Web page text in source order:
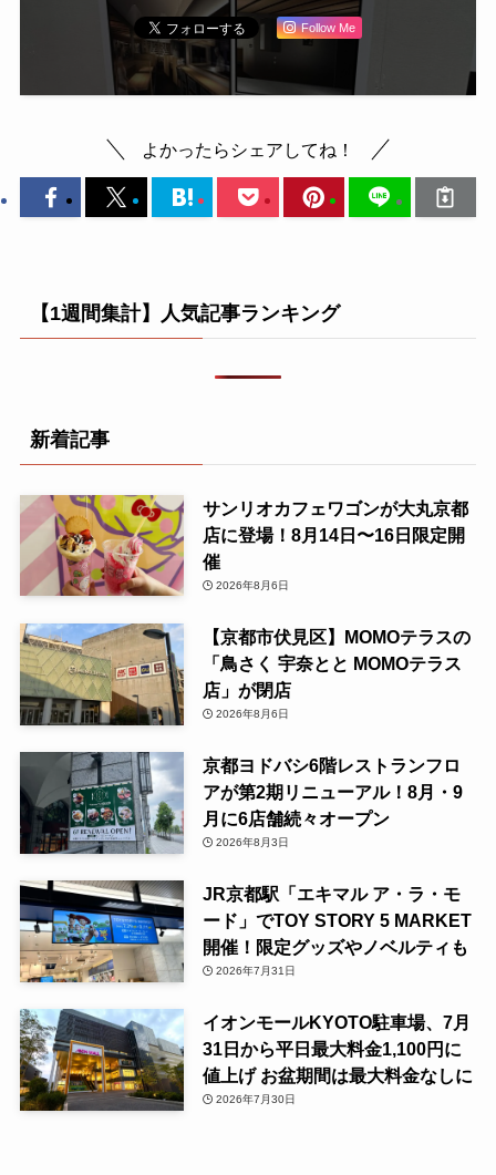
Follow Me
よかったらシェアしてね！
【1週間集計】人気記事ランキング
新着記事
サンリオカフェワゴンが大丸京都
店に登場！8月14日〜16日限定開
催
2026年8月6日
【京都市伏見区】MOMOテラスの
「鳥さく 宇奈とと MOMOテラス
店」が閉店
2026年8月6日
京都ヨドバシ6階レストランフロ
アが第2期リニューアル！8月・9
月に6店舗続々オープン
2026年8月3日
JR京都駅「エキマル ア・ラ・モ
ード」でTOY STORY 5 MARKET
開催！限定グッズやノベルティも
2026年7月31日
イオンモールKYOTO駐車場、7月
31日から平日最大料金1,100円に
値上げ お盆期間は最大料金なしに
2026年7月30日